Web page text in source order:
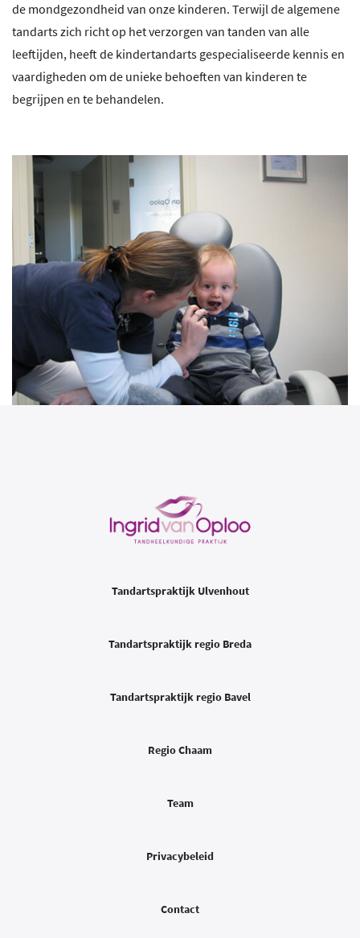
de mondgezondheid van onze kinderen. Terwijl de algemene
tandarts zich richt op het verzorgen van tanden van alle
leeftijden, heeft de kindertandarts gespecialiseerde kennis en
vaardigheden om de unieke behoeften van kinderen te
begrijpen en te behandelen.
Tandartspraktijk Ulvenhout
Tandartspraktijk regio Breda
Tandartspraktijk regio Bavel
Regio Chaam
Team
Privacybeleid
Contact